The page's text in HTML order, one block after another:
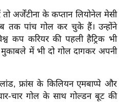
अर्जेंटीना के कप्तान लियोनेल मेसी
पांच गोल कर चुके हैं। उन्होंने
कप करियर की पहली हैट्रिक भी
में भी दो गोल दागकर अपनी
फ्रांस के किलियन एमबाप्पे और
चार गोल के साथ गोल्डन बूट की